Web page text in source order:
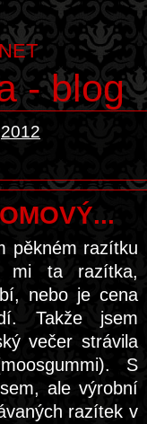
- blog
2012
pěkném razítku
mi ta razítka,
nebo je cena
Takže jsem
večer strávila
S
ale výrobní
razítek v